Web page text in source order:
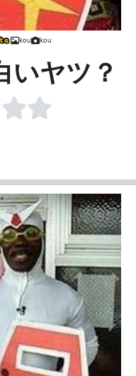
kou kou
いヤツ？